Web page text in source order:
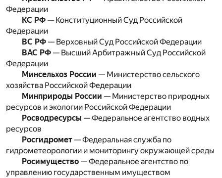
Федерации
КС РФ — Конституционный Суд Российской
Федерации
ВС РФ — Верховный Суд Российской Федерации
ВАС РФ — Высший Арбитражный Суд Российской
Федерации
Минсельхоз России — Министерство сельского
хозяйства Российской Федерации
Минприроды России — Министерство природных
ресурсов и экологии Российской Федерации
Росводресурсы — Федеральное агентство водных
ресурсов
Росгидромет — Федеральная служба по
гидрометеорологии и мониторингу окружающей среды
Росимущество — Федеральное агентство по
управлению государственным имуществом